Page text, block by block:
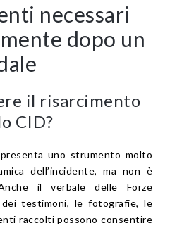
necessari
dopo un
il risarcimento
CID?
uno strumento molto
dell’incidente, ma non è
il verbale delle Forze
dei testimoni, le fotografie, le
raccolti possono consentire